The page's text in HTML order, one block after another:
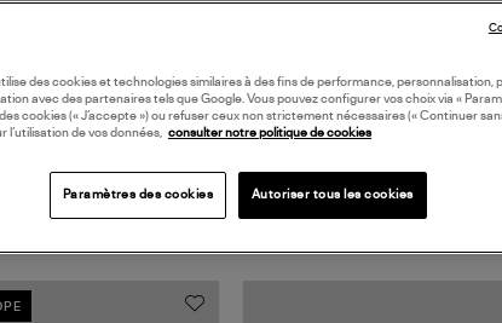
des cookies et technologies similaires à des fins de performance, personnalisation,
avec des partenaires tels que Google. Vous pouvez configurer vos choix via «
cookies (« J’accepte ») ou refuser ceux non strictement nécessaires (« Continuer
l’utilisation de vos données, consulter notre politique de cookies
Paramètres des cookies Autoriser tous les cookies